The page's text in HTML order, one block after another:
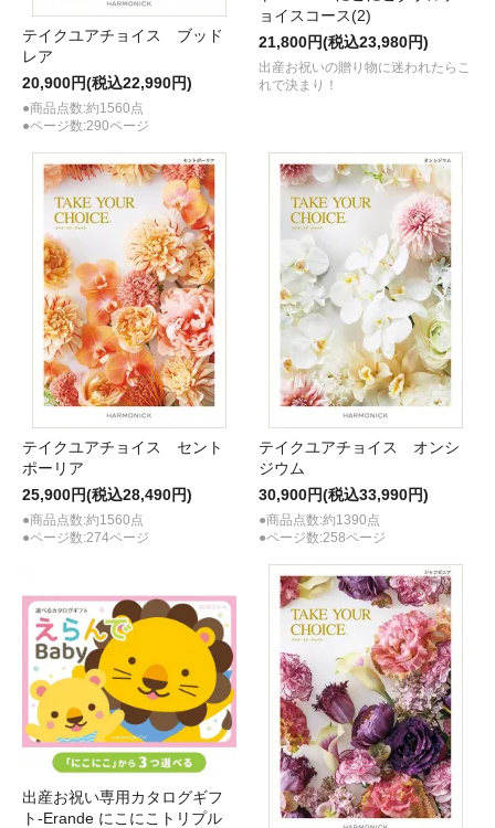
テイクユアチョイス ブッド
レア
20,900円(税込22,990円)
●商品点数:約1560点
●ページ数:290ページ
ョイスコース(2)
21,800円(税込23,980円)
出産お祝いの贈り物に迷われたらこ
れで決まり！
テイクユアチョイス セント
ポーリア
25,900円(税込28,490円)
●商品点数:約1560点
●ページ数:274ページ
テイクユアチョイス オンシ
ジウム
30,900円(税込33,990円)
●商品点数:約1390点
●ページ数:258ページ
出産お祝い専用カタログギフ
ト-Erande にこにこトリプル